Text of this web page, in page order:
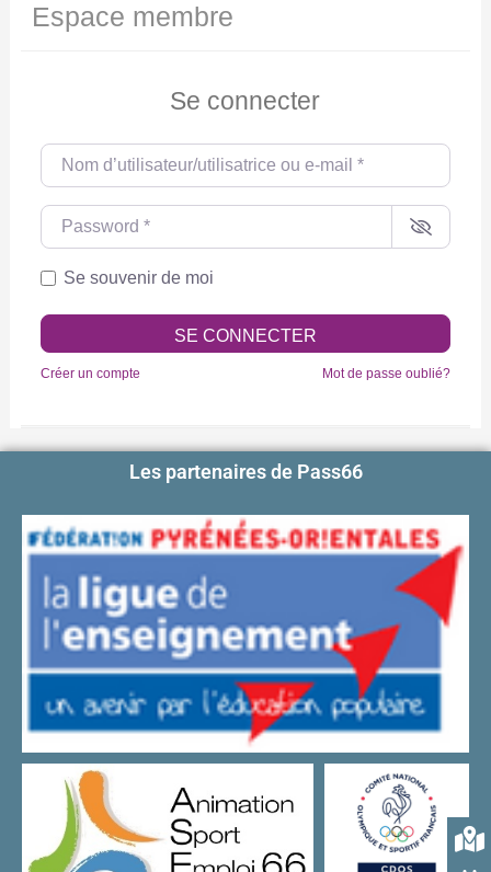
Espace membre
Se connecter
Nom d’utilisateur/utilisatrice ou e-mail
Password
Se souvenir de moi
SE CONNECTER
Créer un compte Mot de passe oublié?
Les partenaires de Pass66